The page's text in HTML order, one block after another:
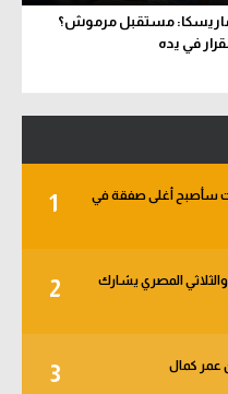
مستقبل مرموش؟
في يده
1
سأصبح أغلى صفقة في
2
الجول - الأهلي يبدأ من دور الـ 32.. والثلاثي المصري يشارك
3 عمر كمال